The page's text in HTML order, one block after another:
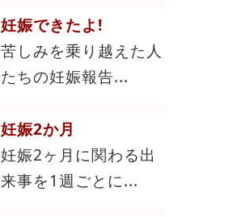
妊娠できたよ!
苦しみを乗り越えた人
たちの妊娠報告...
妊娠2か月
妊娠2ヶ月に関わる出
来事を1週ごとに...